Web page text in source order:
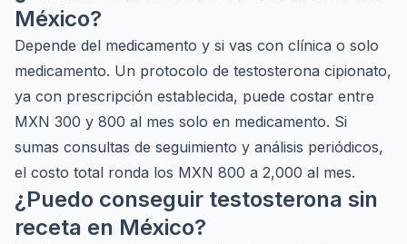
México?
Depende del medicamento y si vas con clínica o solo
medicamento. Un protocolo de testosterona cipionato,
ya con prescripción establecida, puede costar entre
MXN 300 y 800 al mes solo en medicamento. Si
sumas consultas de seguimiento y análisis periódicos,
el costo total ronda los MXN 800 a 2,000 al mes.
¿Puedo conseguir testosterona sin
receta en México?